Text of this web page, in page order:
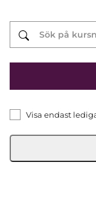
Visa endast